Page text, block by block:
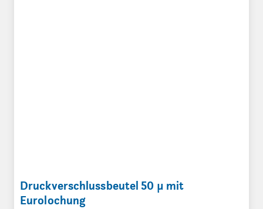
Druckverschlussbeutel 50 µ mit
Eurolochung